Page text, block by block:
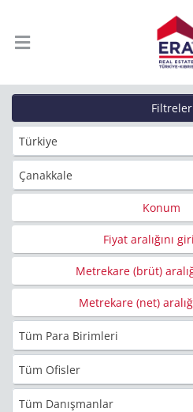
Filtreler
Türkiye
Çanakkale
Konum
Fiyat aralığını
Metrekare (brüt)
Metrekare (net)
Tüm Para Birimleri
Tüm Ofisler
Tüm Danışmanlar